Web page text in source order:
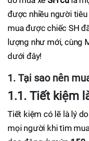
được nhiều người
mua được chiếc SH
lượng như mới, cùng
dưới đây!
1. Tại sao nên
1.1. Tiết kiệm
Tiết kiệm có lẽ là lý
mọi người khi tìm